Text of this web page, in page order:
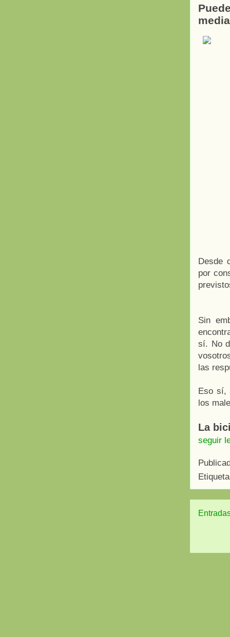
Desde
por
Sin
sí. No
las
Eso sí,
los
La
seguir